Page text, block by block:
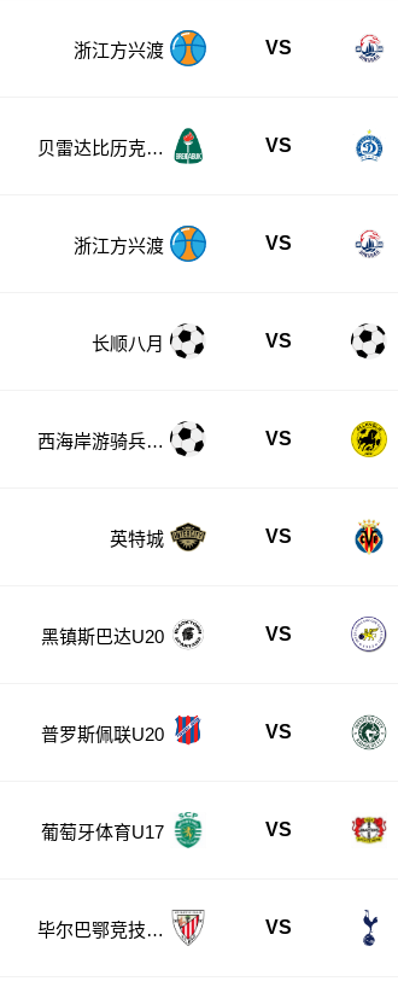
浙江方兴渡 VS
贝雷达比历克女
VS
浙江方兴渡 VS
长顺八月 VS
西海岸游骑兵女
VS
英特城 VS
黑镇斯巴达U20 VS
普罗斯佩联U20 VS
葡萄牙体育U17 VS
毕尔巴鄂竞技U
VS